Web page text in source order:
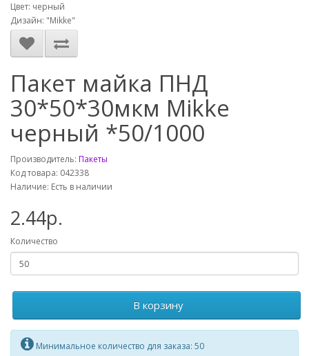
Цвет: черный
Дизайн: "Mikke"
Пакет майка ПНД
30*50*30мкм Mikke
черный *50/1000
Производитель: Пакеты
Код товара: 042338
Наличие: Есть в наличии
2.44р.
Количество
В корзину
Минимальное количество для заказа: 50